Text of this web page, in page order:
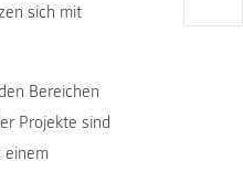
sich mit
Bereichen
Projekte sind
einem